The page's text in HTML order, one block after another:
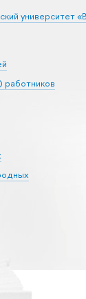
университет
работников